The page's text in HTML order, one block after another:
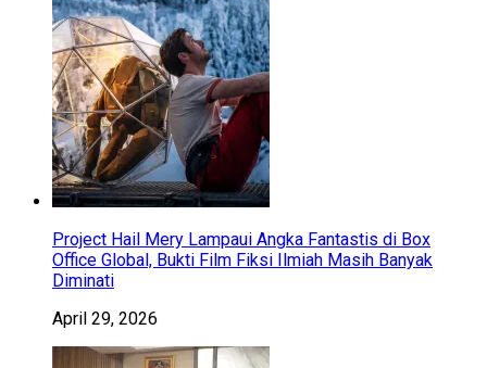
Project Hail Mery Lampaui Angka Fantastis di Box
Office Global, Bukti Film Fiksi Ilmiah Masih Banyak
Diminati
April 29, 2026